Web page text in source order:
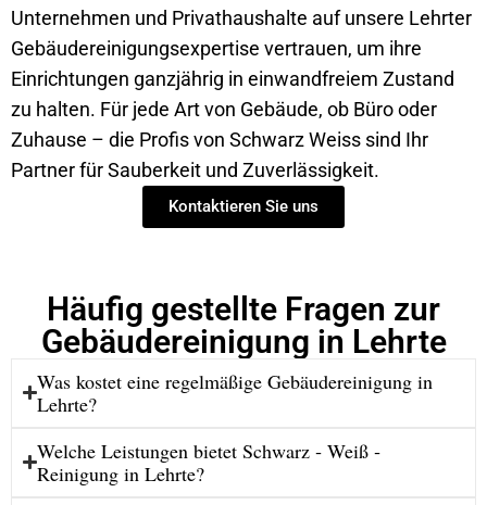
Unternehmen und Privathaushalte auf unsere Lehrter
Gebäudereinigungsexpertise vertrauen, um ihre
Einrichtungen ganzjährig in einwandfreiem Zustand
zu halten. Für jede Art von Gebäude, ob Büro oder
Zuhause – die Profis von Schwarz Weiss sind Ihr
Partner für Sauberkeit und Zuverlässigkeit.
Kontaktieren Sie uns
Häufig gestellte Fragen zur
Gebäudereinigung in Lehrte
Was kostet eine regelmäßige Gebäudereinigung in
Lehrte?
Welche Leistungen bietet Schwarz ‑ Weiß ‑
Reinigung in Lehrte?